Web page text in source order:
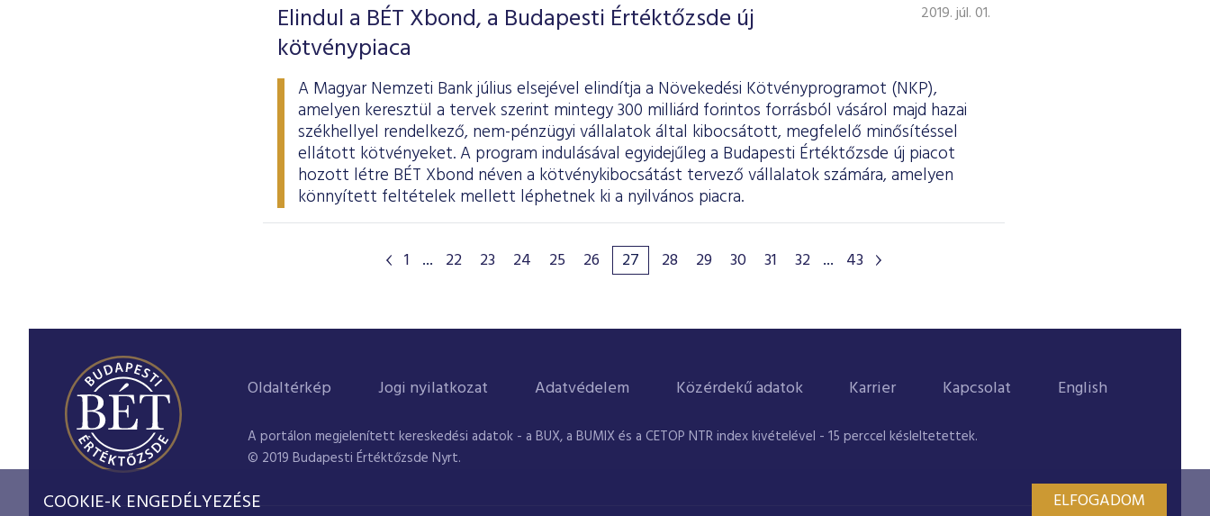
Elindul a BÉT Xbond, a Budapesti Értéktőzsde új
kötvénypiaca
2019. júl. 01.
A Magyar Nemzeti Bank július elsejével elindítja a Növekedési Kötvényprogramot (NKP),
amelyen keresztül a tervek szerint mintegy 300 milliárd forintos forrásból vásárol majd hazai
székhellyel rendelkező, nem-pénzügyi vállalatok által kibocsátott, megfelelő minősítéssel
ellátott kötvényeket. A program indulásával egyidejűleg a Budapesti Értéktőzsde új piacot
hozott létre BÉT Xbond néven a kötvénykibocsátást tervező vállalatok számára, amelyen
könnyített feltételek mellett léphetnek ki a nyilvános piacra.
1 ... 22 23 24 25 26 27 28 29 30 31 32 ... 43
Oldaltérkép Jogi nyilatkozat Adatvédelem Közérdekű adatok Karrier Kapcsolat English
A portálon megjelenített kereskedési adatok - a BUX, a BUMIX és a CETOP NTR index kivételével - 15 perccel késleltetettek.
© 2019 Budapesti Értéktőzsde Nyrt.
COOKIE-K ENGEDÉLYEZÉSE ELFOGADOM